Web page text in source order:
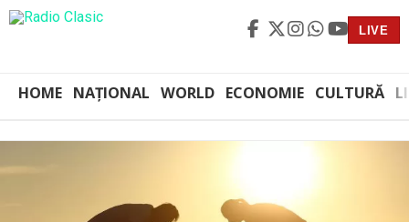
LIVE
HOME NAȚIONAL WORLD ECONOMIE CULTURĂ